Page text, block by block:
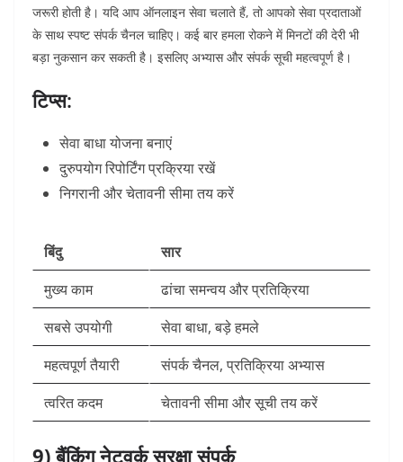
जरूरी होती है। यदि आप ऑनलाइन सेवा चलाते हैं, तो आपको सेवा प्रदाताओं
के साथ स्पष्ट संपर्क चैनल चाहिए। कई बार हमला रोकने में मिनटों की देरी भी
बड़ा नुकसान कर सकती है। इसलिए अभ्यास और संपर्क सूची महत्वपूर्ण है।
टिप्स:
सेवा बाधा योजना बनाएं
दुरुपयोग रिपोर्टिंग प्रक्रिया रखें
निगरानी और चेतावनी सीमा तय करें
बिंदु
सार
मुख्य काम
ढांचा समन्वय और प्रतिक्रिया
सबसे उपयोगी
सेवा बाधा, बड़े हमले
महत्वपूर्ण तैयारी
संपर्क चैनल, प्रतिक्रिया अभ्यास
त्वरित कदम
चेतावनी सीमा और सूची तय करें
9) बैंकिंग नेटवर्क सुरक्षा संपर्क